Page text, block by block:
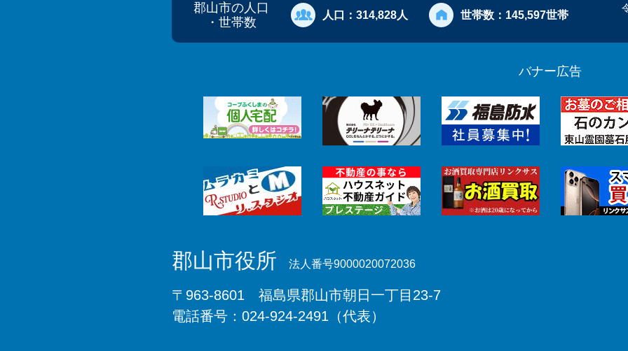
郡山市の人口
・世帯数
人口： 314,828人 世帯数： 145,597世帯
バナー広告
郡山市役所 法人番号9000020072036
〒963-8601 福島県郡山市朝日一丁目23-7
電話番号：024-924-2491（代表）